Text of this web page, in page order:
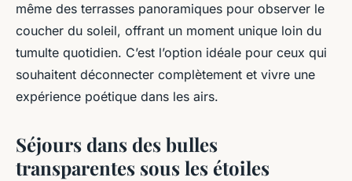
même des terrasses panoramiques pour observer le
coucher du soleil, offrant un moment unique loin du
tumulte quotidien. C’est l’option idéale pour ceux qui
souhaitent déconnecter complètement et vivre une
expérience poétique dans les airs.
Séjours dans des bulles
transparentes sous les étoiles